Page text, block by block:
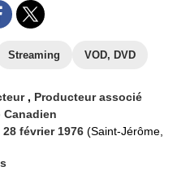
Streaming VOD, DVD
, Producteur associé
Canadien
28 février 1976(Saint-Jérôme,